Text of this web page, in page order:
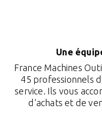
Une
France Machines
45 professionnels
service. Ils vous
d’achats et de